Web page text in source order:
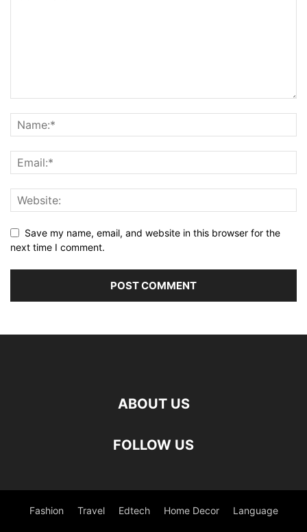
Save my name, email, and website in this browser for the
next time I comment.
ABOUT US
FOLLOW US
Fashion Travel Edtech Home Decor Language